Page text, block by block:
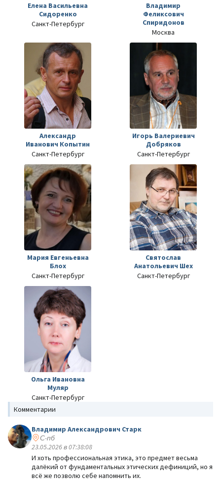
Елена Васильевна
Сидоренко
Санкт-Петербург
Владимир
Феликсович
Спиридонов
Москва
Александр
Иванович Копытин
Санкт-Петербург
Игорь Валериевич
Добряков
Санкт-Петербург
Мария Евгеньевна
Блох
Санкт-Петербург
Святослав
Анатольевич Шех
Санкт-Петербург
Ольга Ивановна
Муляр
Санкт-Петербург
Комментарии
Владимир Александрович Старк
С-пб
23.05.2026 в 07:38:08
И хоть профессиональная этика, это предмет весьма
далёкий от фундаментальных этических дефиниций, но я
всё же позволю себе напомнить их.